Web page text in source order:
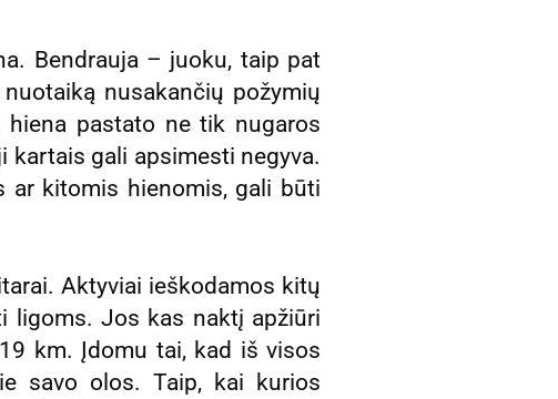
Bendrauja – juoku, taip pat
nusakančių požymių
pastato ne tik nugaros
kartais gali apsimesti negyva.
ar kitomis hienomis, gali būti
Aktyviai ieškodamos kitų
ligoms. Jos kas naktį apžiūri
km. Įdomu tai, kad iš visos
savo olos. Taip, kai kurios